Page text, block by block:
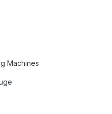
Machines